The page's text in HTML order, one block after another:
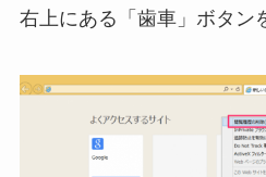
右上にある「歯車」ボタン